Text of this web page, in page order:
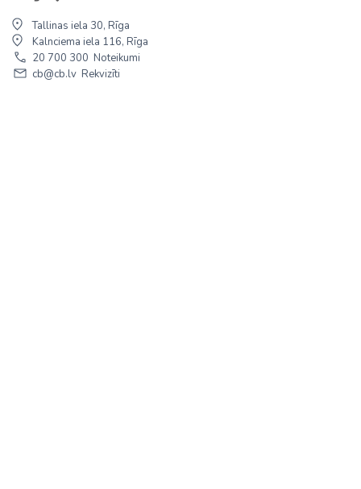
Tallinas iela 30, Rīga
Kalnciema iela 116, Rīga
20 700 300 Noteikumi
cb@cb.lv Rekvizīti